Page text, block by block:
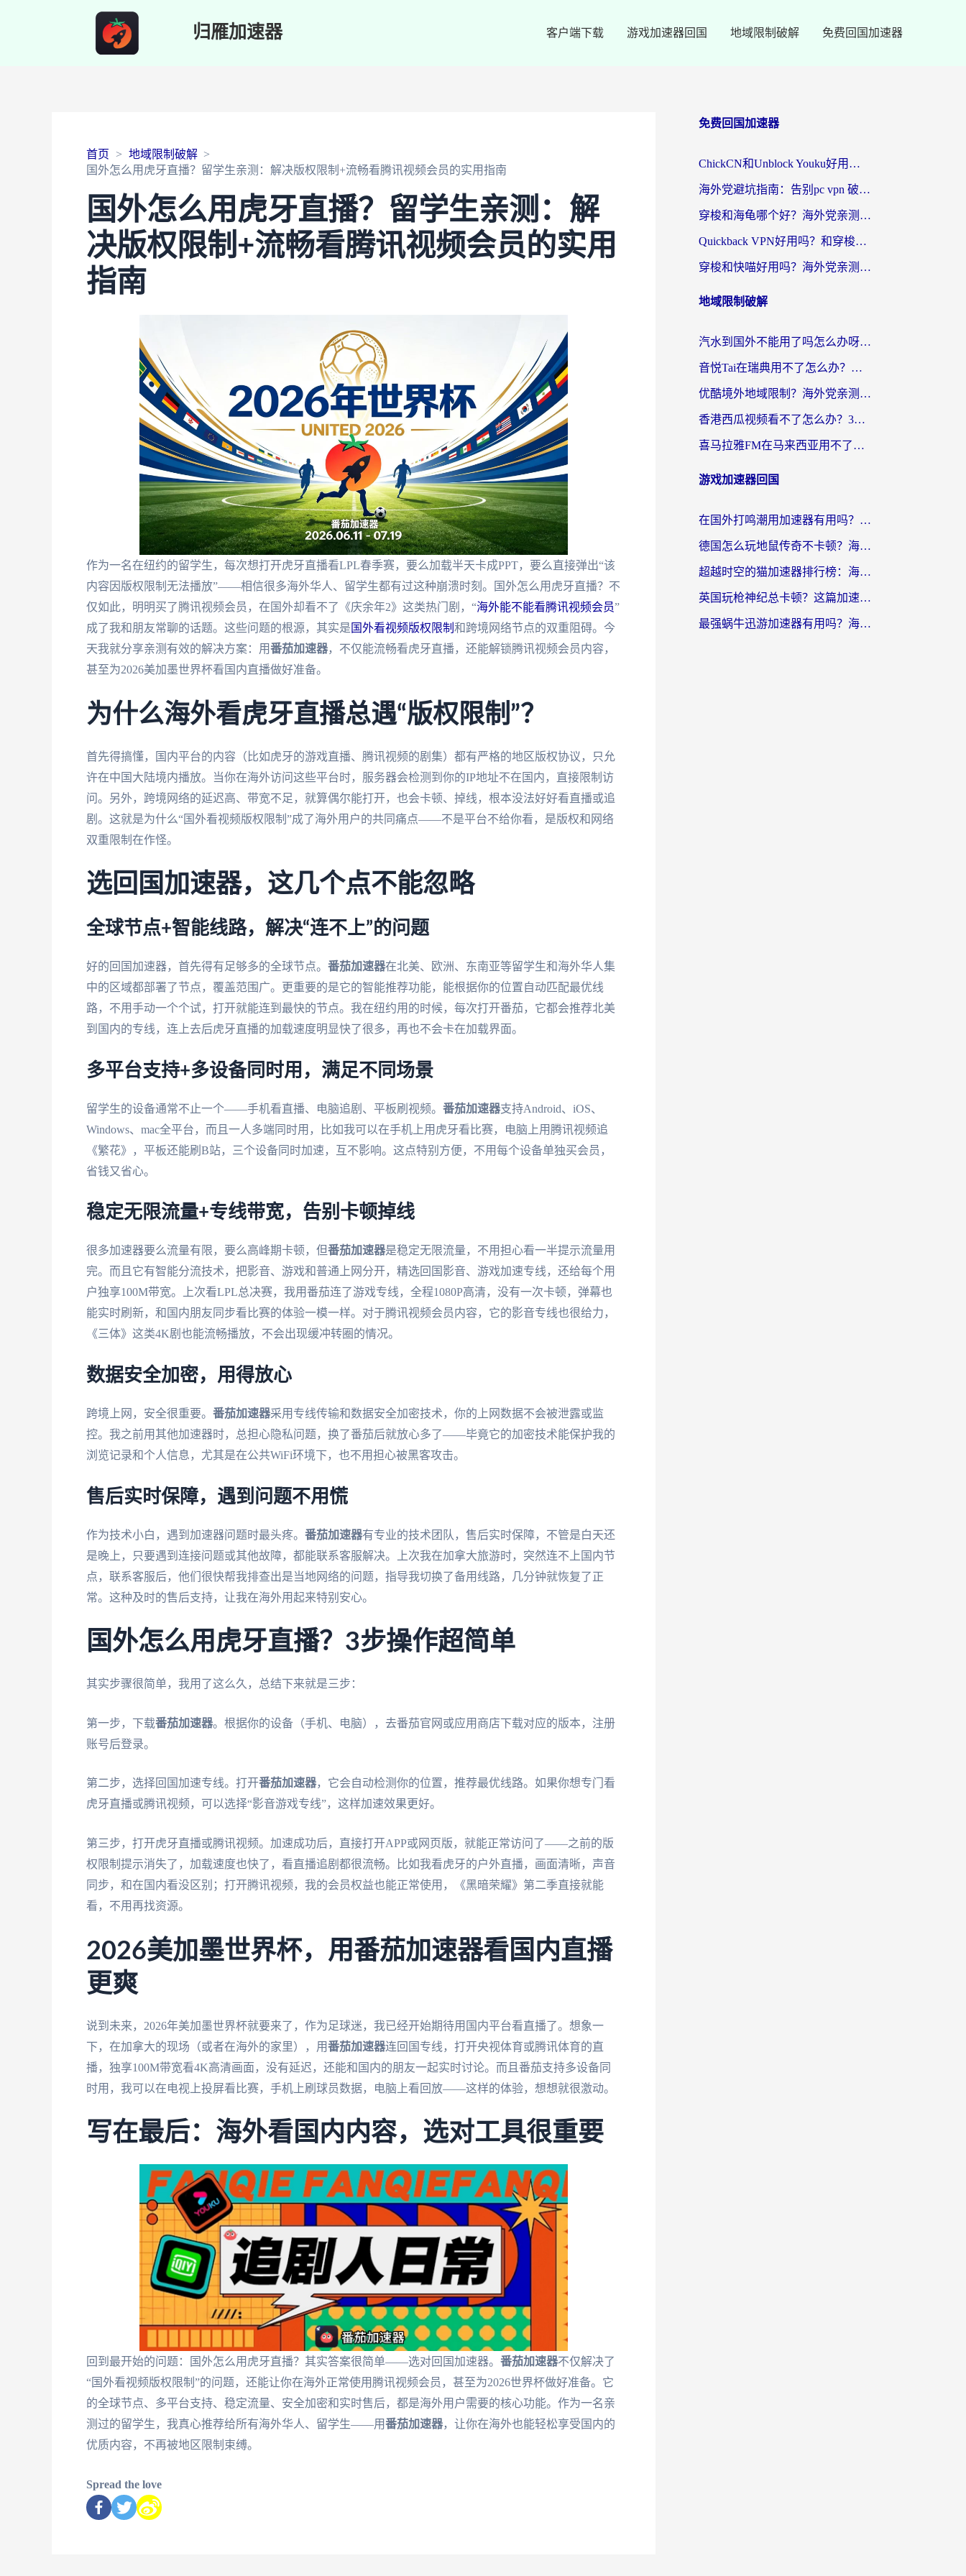
归雁加速器 客户端下载 游戏加速器回国 地域限制破解 免费回国加速器
首页
地域限制破解
国外怎么用虎牙直播？留学生亲测：解决版权限制+流畅看腾讯视频会员的实用指南
国外怎么用虎牙直播？留学生亲测：解
决版权限制+流畅看腾讯视频会员的实用
指南
作为一名在纽约的留学生，每次想打开虎牙直播看LPL春季赛，要么加载半天卡成PPT，要么直接弹出“该
内容因版权限制无法播放”——相信很多海外华人、留学生都有过这种崩溃时刻。国外怎么用虎牙直播？不
仅如此，明明买了腾讯视频会员，在国外却看不了《庆余年2》这类热门剧，“海外能不能看腾讯视频会员”
成了我和朋友常聊的话题。这些问题的根源，其实是 国外看视频版权限制 和跨境网络节点的双重阻碍。今
天我就分享亲测有效的解决方案：用番茄加速器，不仅能流畅看虎牙直播，还能解锁腾讯视频会员内容，
甚至为2026美加墨世界杯看国内直播做好准备。
为什么海外看虎牙直播总遇“版权限制”？
首先得搞懂，国内平台的内容（比如虎牙的游戏直播、腾讯视频的剧集）都有严格的地区版权协议，只允
许在中国大陆境内播放。当你在海外访问这些平台时，服务器会检测到你的IP地址不在国内，直接限制访
问。另外，跨境网络的延迟高、带宽不足，就算偶尔能打开，也会卡顿、掉线，根本没法好好看直播或追
剧。这就是为什么“国外看视频版权限制”成了海外用户的共同痛点——不是平台不给你看，是版权和网络
双重限制在作怪。
选回国加速器，这几个点不能忽略
全球节点+智能线路，解决“连不上”的问题
好的回国加速器，首先得有足够多的全球节点。 番茄加速器在北美、欧洲、东南亚等留学生和海外华人集
中的区域都部署了节点，覆盖范围广。更重要的是它的智能推荐功能，能根据你的位置自动匹配最优线
路，不用手动一个个试，打开就能连到最快的节点。我在纽约用的时候，每次打开番茄，它都会推荐北美
到国内的专线，连上去后虎牙直播的加载速度明显快了很多，再也不会卡在加载界面。
多平台支持+多设备同时用，满足不同场景
留学生的设备通常不止一个——手机看直播、电脑追剧、平板刷视频。 番茄加速器支持Android、iOS、
Windows、mac全平台，而且一人多端同时用，比如我可以在手机上用虎牙看比赛，电脑上用腾讯视频追
《繁花》，平板还能刷B站，三个设备同时加速，互不影响。这点特别方便，不用每个设备单独买会员，
省钱又省心。
稳定无限流量+专线带宽，告别卡顿掉线
很多加速器要么流量有限，要么高峰期卡顿，但番茄加速器是稳定无限流量，不用担心看一半提示流量用
完。而且它有智能分流技术，把影音、游戏和普通上网分开，精选回国影音、游戏加速专线，还给每个用
户独享100M带宽。上次看LPL总决赛，我用番茄连了游戏专线，全程1080P高清，没有一次卡顿，弹幕也
能实时刷新，和国内朋友同步看比赛的体验一模一样。对于腾讯视频会员内容，它的影音专线也很给力，
《三体》这类4K剧也能流畅播放，不会出现缓冲转圈的情况。
数据安全加密，用得放心
跨境上网，安全很重要。 番茄加速器采用专线传输和数据安全加密技术，你的上网数据不会被泄露或监
控。我之前用其他加速器时，总担心隐私问题，换了番茄后就放心多了——毕竟它的加密技术能保护我的
浏览记录和个人信息，尤其是在公共WiFi环境下，也不用担心被黑客攻击。
售后实时保障，遇到问题不用慌
作为技术小白，遇到加速器问题时最头疼。 番茄加速器有专业的技术团队，售后实时保障，不管是白天还
是晚上，只要遇到连接问题或其他故障，都能联系客服解决。上次我在加拿大旅游时，突然连不上国内节
点，联系客服后，他们很快帮我排查出是当地网络的问题，指导我切换了备用线路，几分钟就恢复了正
常。这种及时的售后支持，让我在海外用起来特别安心。
国外怎么用虎牙直播？3步操作超简单
其实步骤很简单，我用了这么久，总结下来就是三步：
第一步，下载番茄加速器。根据你的设备（手机、电脑），去番茄官网或应用商店下载对应的版本，注册
账号后登录。
第二步，选择回国加速专线。打开番茄加速器，它会自动检测你的位置，推荐最优线路。如果你想专门看
虎牙直播或腾讯视频，可以选择“影音游戏专线”，这样加速效果更好。
第三步，打开虎牙直播或腾讯视频。加速成功后，直接打开APP或网页版，就能正常访问了——之前的版
权限制提示消失了，加载速度也快了，看直播追剧都很流畅。比如我看虎牙的户外直播，画面清晰，声音
同步，和在国内看没区别；打开腾讯视频，我的会员权益也能正常使用，《黑暗荣耀》第二季直接就能
看，不用再找资源。
2026美加墨世界杯，用番茄加速器看国内直播
更爽
说到未来，2026年美加墨世界杯就要来了，作为足球迷，我已经开始期待用国内平台看直播了。想象一
下，在加拿大的现场（或者在海外的家里），用番茄加速器连回国专线，打开央视体育或腾讯体育的直
播，独享100M带宽看4K高清画面，没有延迟，还能和国内的朋友一起实时讨论。而且番茄支持多设备同
时用，我可以在电视上投屏看比赛，手机上刷球员数据，电脑上看回放——这样的体验，想想就很激动。
写在最后：海外看国内内容，选对工具很重要
回到最开始的问题：国外怎么用虎牙直播？其实答案很简单——选对回国加速器。 番茄加速器不仅解决了
“国外看视频版权限制”的问题，还能让你在海外正常使用腾讯视频会员，甚至为2026世界杯做好准备。它
的全球节点、多平台支持、稳定流量、安全加密和实时售后，都是海外用户需要的核心功能。作为一名亲
测过的留学生，我真心推荐给所有海外华人、留学生——用番茄加速器，让你在海外也能轻松享受国内的
优质内容，不再被地区限制束缚。
Spread the love
免费回国加速器
ChickCN和Unblock Youku好用吗？海外党亲测3款回国加速器，附iOS免费选择指南
海外党避坑指南：告别pc vpn 破解，选对回国加速器轻松访问国内资源
穿梭和海龟哪个好？海外党亲测回国加速器，附电脑免费VPN推荐
Quickback VPN好用吗？和穿梭VPN对比哪个回国效果更好？海外党必看的真实测评与选择指南
穿梭和快喵好用吗？海外党亲测3款回国加速器，附日本回国VPN避坑指南
地域限制破解
汽水到国外不能用了吗怎么办呀？海外党追剧看片的救星在这里！
音悦Tai在瑞典用不了怎么办？海外华人追剧听歌的实用指南
优酷境外地域限制？海外党亲测：这样看国内剧再也不卡（附3个实用场景解决）
香港西瓜视频看不了怎么办？3步解决海外追剧难题，附靠谱加速器推荐
喜马拉雅FM在马来西亚用不了怎么办？海外华人亲测有效的回国加速指南
游戏加速器回国
在国外打鸣潮用加速器有用吗？安全吗？海外玩家国服游戏加速全指南
德国怎么玩地鼠传奇不卡顿？海外党国服游戏加速全攻略（含战双EVE实用指南）
超越时空的猫加速器排行榜：海外党国服游戏不卡顿的终极选择指南
英国玩枪神纪总卡顿？这篇加速器选择指南帮你告别延迟（附实测推荐）
最强蜗牛迅游加速器有用吗？海外玩家国服游戏加速避坑指南（附德国玩忍者必须死3流星蝴蝶剑解决办法）